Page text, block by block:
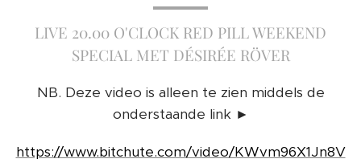
LIVE 20.00 O'CLOCK RED PILL WEEKEND
SPECIAL MET DÉSIRÉE RÖVER
NB. Deze video is alleen te zien middels de
onderstaande link ►
https://www.bitchute.com/video/KWvm96X1Jn8V